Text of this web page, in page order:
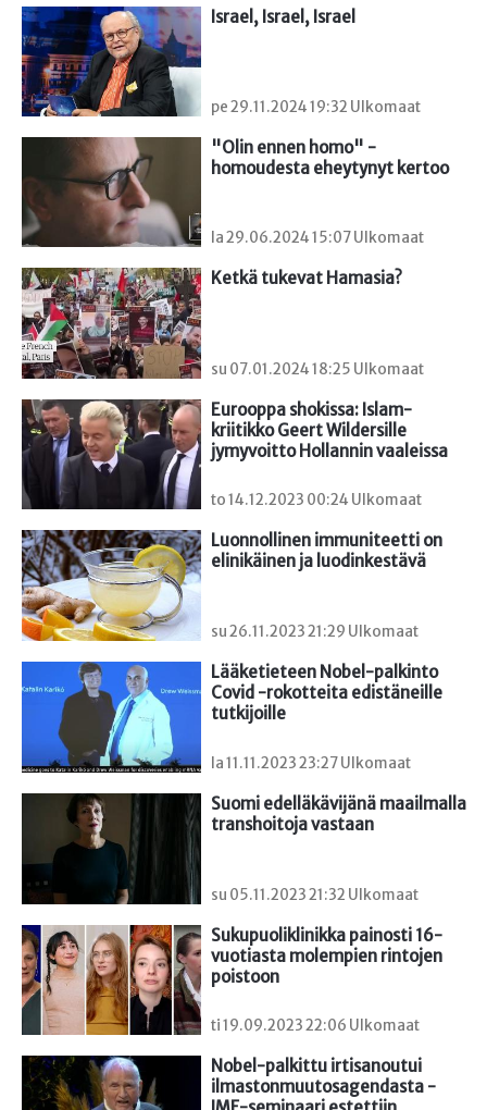
Israel, Israel, Israel
pe 29.11.2024 19:32 Ulkomaat
"Olin ennen homo" -
homoudesta eheytynyt kertoo
la 29.06.2024 15:07 Ulkomaat
Ketkä tukevat Hamasia?
su 07.01.2024 18:25 Ulkomaat
Eurooppa shokissa: Islam-
kriitikko Geert Wildersille
jymyvoitto Hollannin vaaleissa
to 14.12.2023 00:24 Ulkomaat
Luonnollinen immuniteetti on
elinikäinen ja luodinkestävä
su 26.11.2023 21:29 Ulkomaat
Lääketieteen Nobel-palkinto
Covid -rokotteita edistäneille
tutkijoille
la 11.11.2023 23:27 Ulkomaat
Suomi edelläkävijänä maailmalla
transhoitoja vastaan
su 05.11.2023 21:32 Ulkomaat
Sukupuoliklinikka painosti 16-
vuotiasta molempien rintojen
poistoon
ti 19.09.2023 22:06 Ulkomaat
Nobel-palkittu irtisanoutui
ilmastonmuutosagendasta -